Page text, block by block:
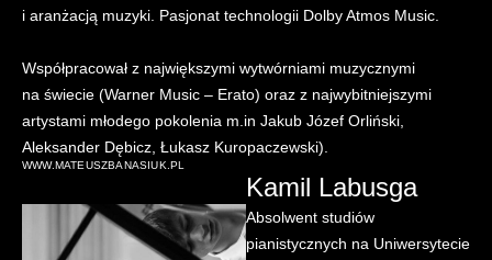
i aranżacją muzyki. Pasjonat technologii Dolby Atmos Music.
Współpracował z największymi wytwórniami muzycznymi
na świecie (Warner Music – Erato) oraz z najwybitniejszymi
artystami młodego pokolenia m.in Jakub Józef Orliński,
Aleksander Dębicz, Łukasz Kuropaczewski).
WWW.MATEUSZBANASIUK.PL
Kamil Labusga
Absolwent studiów
pianistycznych na Uniwersytecie